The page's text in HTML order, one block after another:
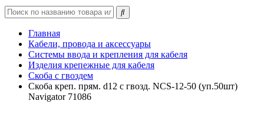
Главная
Кабели, провода и аксессуары
Системы ввода и крепления для кабеля
Изделия крепежные для кабеля
Скоба с гвоздем
Скоба креп. прям. d12 с гвозд. NCS-12-50 (уп.50шт)
Navigator 71086